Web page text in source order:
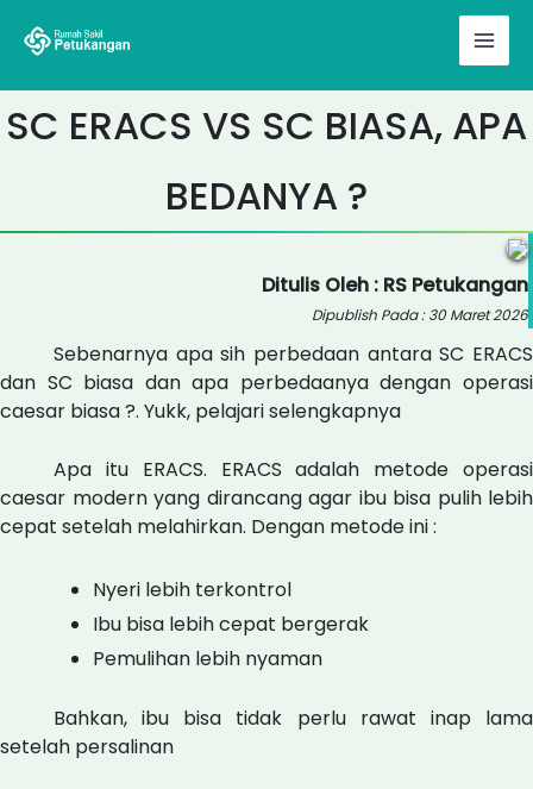
SC ERACS VS SC BIASA, APA
BEDANYA ?
Ditulis Oleh : RS Petukangan
Dipublish Pada : 30 Maret 2026
Sebenarnya apa sih perbedaan antara SC ERACS
dan SC biasa dan apa perbedaanya dengan operasi
caesar biasa ?. Yukk, pelajari selengkapnya
Apa itu ERACS. ERACS adalah metode operasi
caesar modern yang dirancang agar ibu bisa pulih lebih
cepat setelah melahirkan. Dengan metode ini :
Nyeri lebih terkontrol
Ibu bisa lebih cepat bergerak
Pemulihan lebih nyaman
Bahkan, ibu bisa tidak perlu rawat inap lama
setelah persalinan